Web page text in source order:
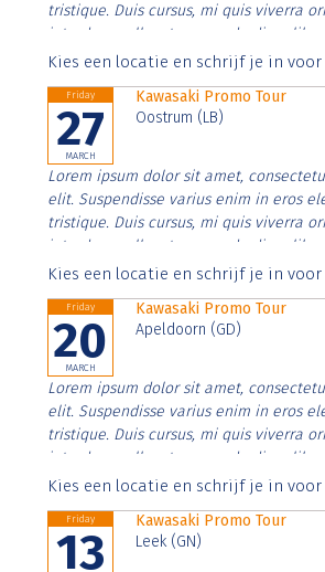
tristique. Duis cursus, mi quis viverra
interdum nulla, ut commodo diam
Aenean faucibus nibh et justo cursus
Kies een locatie en schrijf je in
Friday
27
MARCH
Kawasaki Promo Tour
Oostrum (LB)
Lorem ipsum dolor sit amet,
elit. Suspendisse varius enim in eros
tristique. Duis cursus, mi quis viverra
interdum nulla, ut commodo diam
Aenean faucibus nibh et justo cursus
Kies een locatie en schrijf je in
Friday
20
MARCH
Kawasaki Promo Tour
Apeldoorn (GD)
Lorem ipsum dolor sit amet,
elit. Suspendisse varius enim in eros
tristique. Duis cursus, mi quis viverra
interdum nulla, ut commodo diam
Aenean faucibus nibh et justo cursus
Kies een locatie en schrijf je in
Friday
13
Kawasaki Promo Tour
Leek (GN)